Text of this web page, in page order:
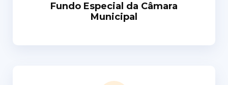
Fundo Especial da Câmara
Municipal